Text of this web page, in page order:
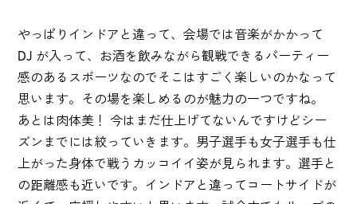
やっぱりインドアと違って、会場では音楽がかかって
DJ が入って、お酒を飲みながら観戦できるパーティー
感のあるスポーツなのでそこはすごく楽しいのかなって
思います。その場を楽しめるのが魅力の一つですね。
あとは肉体美！ 今はまだ仕上げてないんですけどシー
ズンまでには絞っていきます。男子選手も女子選手も仕
上がった身体で戦うカッコイイ姿が見られます。選手と
の距離感も近いです。インドアと違ってコートサイドが